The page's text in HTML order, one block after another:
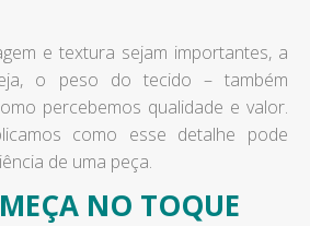
e textura sejam importantes, a
o peso do tecido – também
percebemos qualidade e valor.
como esse detalhe pode
de uma peça.
NO TOQUE